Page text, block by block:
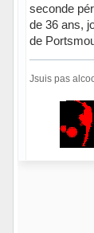
seconde
de 36 ans,
de
Jsuis pas